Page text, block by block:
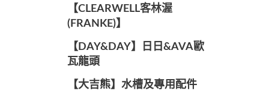
️【CLEARWELL客林渥
(FRANKE)】️
️【DAY&DAY】️日日&AVA歐
瓦龍頭
【大吉熊】水槽及專用配件